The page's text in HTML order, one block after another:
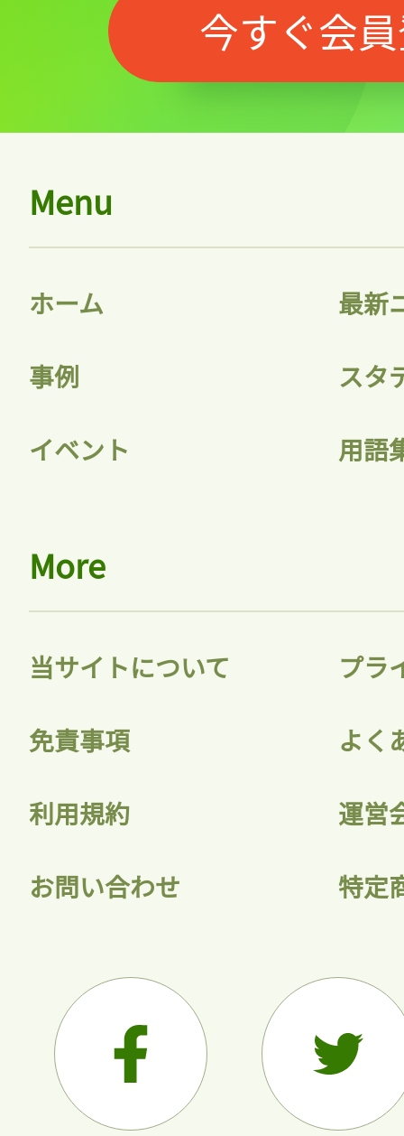
ログイン
今すぐ会
Menu
ホーム 最新
事例 スタ
イベント 用語
More
当サイトについて プラ
免責事項 よく
利用規約 運営
お問い合わせ 特定